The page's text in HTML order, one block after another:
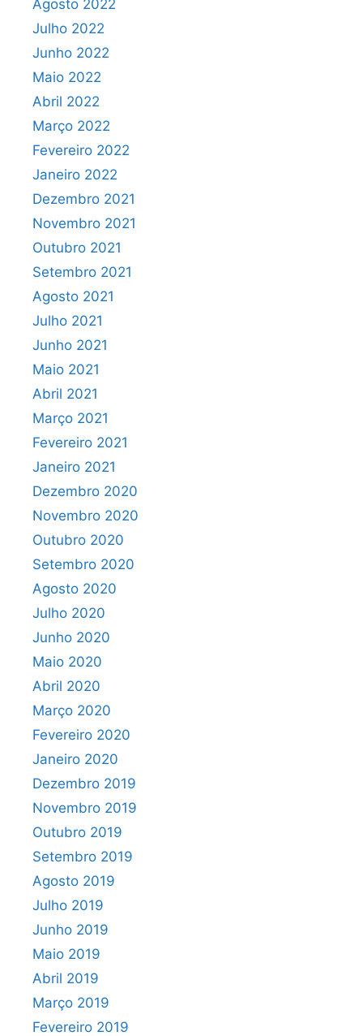
Agosto 2022
Julho 2022
Junho 2022
Maio 2022
Abril 2022
Março 2022
Fevereiro 2022
Janeiro 2022
Dezembro 2021
Novembro 2021
Outubro 2021
Setembro 2021
Agosto 2021
Julho 2021
Junho 2021
Maio 2021
Abril 2021
Março 2021
Fevereiro 2021
Janeiro 2021
Dezembro 2020
Novembro 2020
Outubro 2020
Setembro 2020
Agosto 2020
Julho 2020
Junho 2020
Maio 2020
Abril 2020
Março 2020
Fevereiro 2020
Janeiro 2020
Dezembro 2019
Novembro 2019
Outubro 2019
Setembro 2019
Agosto 2019
Julho 2019
Junho 2019
Maio 2019
Abril 2019
Março 2019
Fevereiro 2019